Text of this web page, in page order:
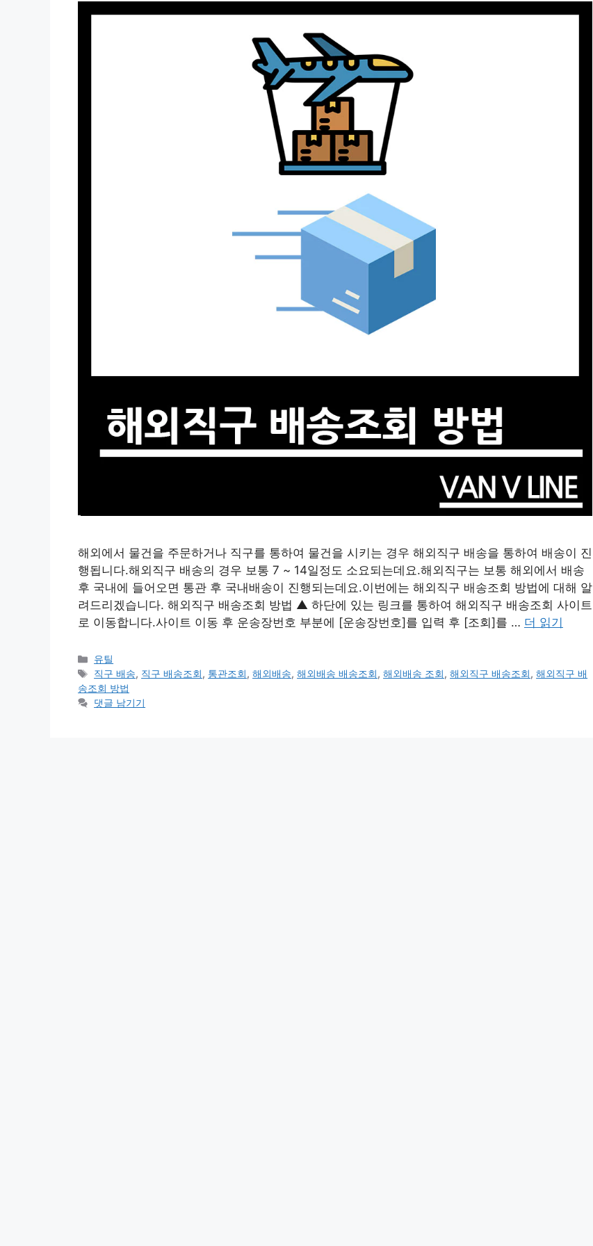
해외에서 물건을 주문하거나 직구를 통하여 물건을 시키는 경우 해외직구 배송을 통하여 배송이 진
행됩니다.해외직구 배송의 경우 보통 7 ~ 14일정도 소요되는데요.해외직구는 보통 해외에서 배송
후 국내에 들어오면 통관 후 국내배송이 진행되는데요.이번에는 해외직구 배송조회 방법에 대해 알
려드리겠습니다. 해외직구 배송조회 방법 ▲ 하단에 있는 링크를 통하여 해외직구 배송조회 사이트
로 이동합니다.사이트 이동 후 운송장번호 부분에 [운송장번호]를 입력 후 [조회]를 … 더 읽기
카
테
고
리
유틸
태
그
직구 배송, 직구 배송조회, 통관조회,해외배송,해외배송 배송조회,해외배송 조회,해외직구 배송조회,해외직구 배
송조회 방법
댓글 남기기